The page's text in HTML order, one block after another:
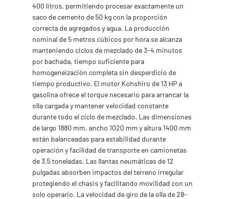
400 litros, permitiendo procesar exactamente un
saco de cemento de 50 kg con la proporción
correcta de agregados y agua. La producción
nominal de 5 metros cúbicos por hora se alcanza
manteniendo ciclos de mezclado de 3-4 minutos
por bachada, tiempo suficiente para
homogeneización completa sin desperdicio de
tiempo productivo. El motor Kohshiro de 13 HP a
gasolina ofrece el torque necesario para arrancar la
olla cargada y mantener velocidad constante
durante todo el ciclo de mezclado. Las dimensiones
de largo 1880 mm, ancho 1020 mm y altura 1400 mm
están balanceadas para estabilidad durante
operación y facilidad de transporte en camionetas
de 3.5 toneladas. Las llantas neumáticas de 12
pulgadas absorben impactos del terreno irregular
protegiendo el chasis y facilitando movilidad con un
solo operario. La velocidad de giro de la olla de 28-